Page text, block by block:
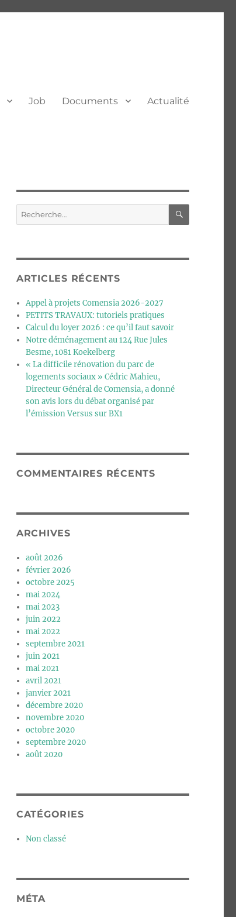
Job Documents Actualité
ARTICLES RÉCENTS
Appel à projets Comensia 2026-2027
PETITS TRAVAUX: tutoriels pratiques
Calcul du loyer 2026 : ce qu’il faut savoir
Notre déménagement au 124 Rue Jules
Besme, 1081 Koekelberg
« La difficile rénovation du parc de
logements sociaux » Cédric Mahieu,
Directeur Général de Comensia, a donné
son avis lors du débat organisé par
l’émission Versus sur BX1
COMMENTAIRES RÉCENTS
ARCHIVES
août 2026
février 2026
octobre 2025
mai 2024
mai 2023
juin 2022
mai 2022
septembre 2021
juin 2021
mai 2021
avril 2021
janvier 2021
décembre 2020
novembre 2020
octobre 2020
septembre 2020
août 2020
CATÉGORIES
Non classé
MÉTA